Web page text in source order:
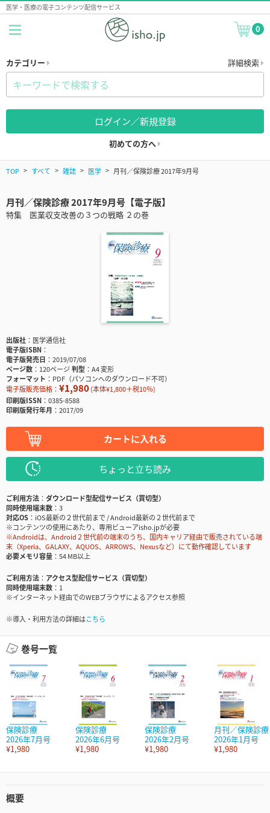
医学・医療の電子コンテンツ配信サービス
0
カテゴリー 詳細検索
ログイン／新規登録
初めての方へ
TOP すべて 雑誌 医学 月刊／保険診療 2017年9月号
月刊／保険診療 2017年9月号【電子版】
特集 医業収支改善の３つの戦略 ２の巻
出版社
医学通信社
電子版ISBN
電子版発売日
2019/07/08
ページ数
120ページ判型
A4 変形
フォーマット
PDF（パソコンへのダウンロード不可）
電子版販売価格： ¥1,980(本体¥1,800＋税10％)
印刷版ISSN
0385-8588
印刷版発行年月
2017/09
カートに入れる
ちょっと立ち読み
ご利用方法
ダウンロード型配信サービス（買切型）
同時使用端末数
3
対応OS
iOS最新の２世代前まで / Android最新の２世代前まで
※コンテンツの使用にあたり、専用ビューアisho.jpが必要
※Androidは、Android２世代前の端末のうち、国内キャリア経由で販売されている端
末（Xperia、GALAXY、AQUOS、ARROWS、Nexusなど）にて動作確認しています
必要メモリ容量
54 MB以上
ご利用方法
アクセス型配信サービス（買切型）
同時使用端末数
1
※インターネット経由でのWEBブラウザによるアクセス参照
※導入・利用方法の詳細はこちら
巻号一覧
保険診療
2026年7月号
¥1,980
保険診療
2026年6月号
¥1,980
保険診療
2026年2月号
¥1,980
月刊／保険診療
2026年1月号
¥1,980
概要